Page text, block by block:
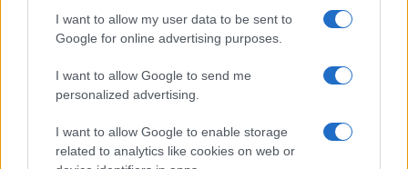
I want to allow my user data to be sent to
Google for online advertising purposes.
I want to allow Google to send me
personalized advertising.
I want to allow Google to enable storage
related to analytics like cookies on web or